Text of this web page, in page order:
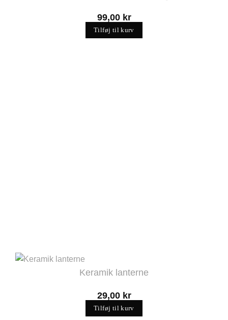
99,00 kr
Tilføj til kurv
Keramik lanterne
29,00 kr
Tilføj til kurv